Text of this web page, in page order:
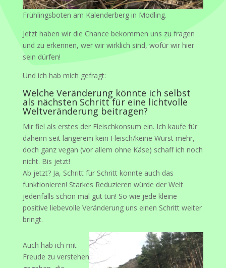
Frühlingsboten am Kalenderberg in Mödling.
Jetzt haben wir die Chance bekommen uns zu fragen
und zu erkennen, wer wir wirklich sind, wofür wir hier
sein dürfen!
Und ich hab mich gefragt:
Welche Veränderung könnte ich selbst
als nächsten Schritt für eine lichtvolle
Weltveränderung beitragen?
Mir fiel als erstes der Fleischkonsum ein. Ich kaufe für
daheim seit längerem kein Fleisch/keine Wurst mehr,
doch ganz vegan (vor allem ohne Käse) schaff ich noch
nicht. Bis jetzt!
Ab jetzt? Ja, Schritt für Schritt könnte auch das
funktionieren! Starkes Reduzieren würde der Welt
jedenfalls schon mal gut tun! So wie jede kleine
positive liebevolle Veränderung uns einen Schritt weiter
bringt.
Auch hab ich mit
Freude zu verstehen